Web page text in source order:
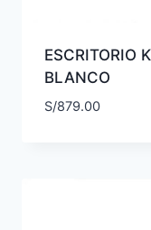
ESCRITORIO
BLANCO
S/879.00